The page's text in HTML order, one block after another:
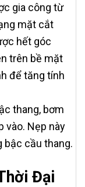
gia công từ
mặt cắt
hết góc
trên bề mặt
để tăng tính
thang, bơm
vào. Nẹp này
bậc cầu thang.
Đại